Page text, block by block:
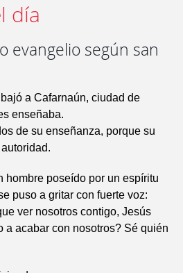
día
evangelio según san
a Cafarnaún, ciudad de
enseñaba.
de su enseñanza, porque su
hombre poseído por un espíritu
puso a gritar con fuerte voz:
ver nosotros contigo, Jesús
a acabar con nosotros? Sé quién